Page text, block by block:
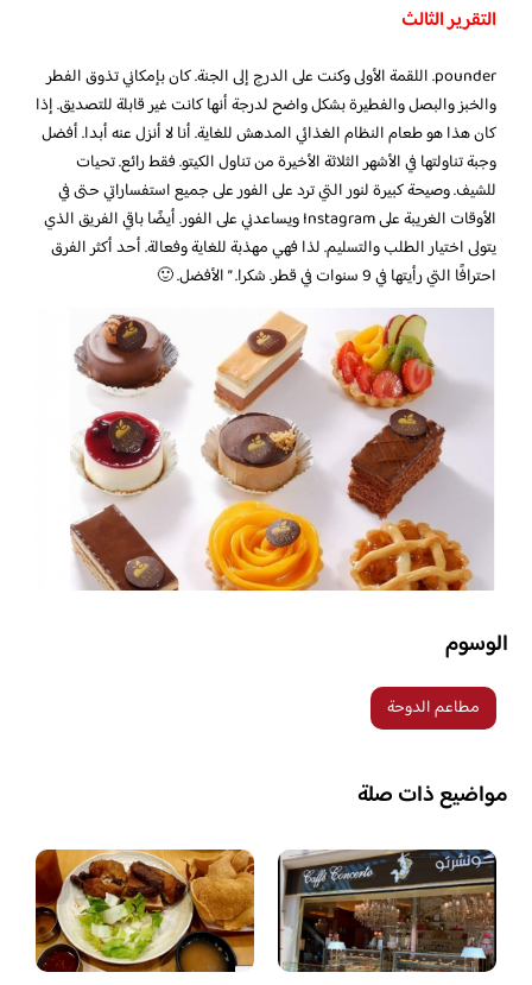
التقرير الثالث
pounder. اللقمة الأولى وكنت على الدرج إلى الجنة. كان بإمكاني تذوق الفطر
والخبز والبصل والفطيرة بشكل واضح لدرجة أنها كانت غير قابلة للتصديق. إذا
كان هذا هو طعام النظام الغذائي المدهش للغاية. أنا لا أنزل عنه أبدا. أفضل
وجبة تناولتها في الأشهر الثلاثة الأخيرة من تناول الكيتو. فقط رائع. تحيات
للشيف. وصيحة كبيرة لنور التي ترد على الفور على جميع استفساراتي حتى في
الأوقات الغريبة على Instagram ويساعدني على الفور. أيضًا باقي الفريق الذي
يتولى اختيار الطلب والتسليم. لذا فهي مهذبة للغاية وفعالة. أحد أكثر الفرق
احترافًا التي رأيتها في 9 سنوات في قطر. شكرا. ” الأفضل. 🙂
الوسوم
مطاعم الدوحة
مواضيع ذات صلة